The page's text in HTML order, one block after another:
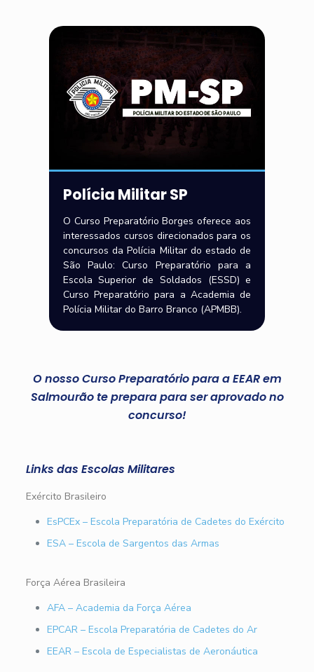
Polícia Militar SP
O Curso Preparatório Borges oferece aos
interessados cursos direcionados para os
concursos da Polícia Militar do estado de
São Paulo: Curso Preparatório para a
Escola Superior de Soldados (ESSD) e
Curso Preparatório para a Academia de
Polícia Militar do Barro Branco (APMBB).
O nosso Curso Preparatório para a EEAR em
Salmourão te prepara para ser aprovado no
concurso!
Links das Escolas Militares
Exército Brasileiro
EsPCEx – Escola Preparatória de Cadetes do Exército
ESA – Escola de Sargentos das Armas
Força Aérea Brasileira
AFA – Academia da Força Aérea
EPCAR – Escola Preparatória de Cadetes do Ar
EEAR – Escola de Especialistas de Aeronáutica